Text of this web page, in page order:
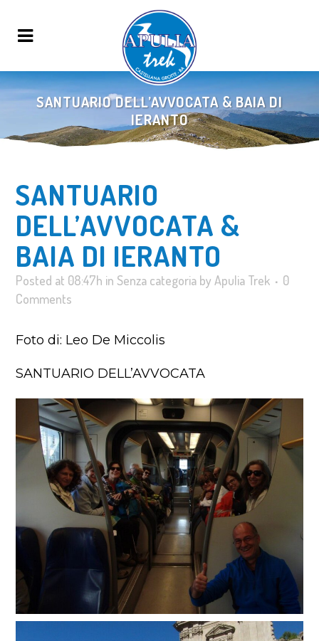
SANTUARIO DELL’AVVOCATA & BAIA DI
IERANTO
SANTUARIO
DELL’AVVOCATA &
BAIA DI IERANTO
Posted at 08:47h in Senza categoria byApulia Trek
0
Comments
Foto di: Leo De Miccolis
SANTUARIO DELL’AVVOCATA